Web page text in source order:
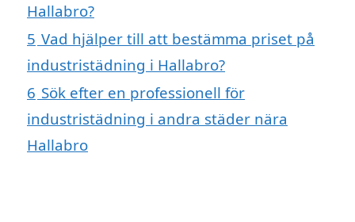
Hallabro?
5 Vad hjälper till att bestämma priset på
industristädning i Hallabro?
6 Sök efter en professionell för
industristädning i andra städer nära
Hallabro